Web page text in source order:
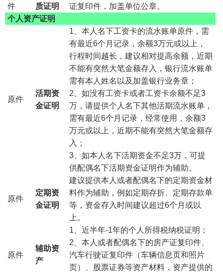
件
质证明
证复印件，加盖单位公章。
个人资产证明
原件
活期资
金证明
1、本人名下工资卡的流水账单原件，需
有最近6个月记录，余额3万元或以上，
行程时间越长，建议相对提高余额，近期
不能有突然大笔金额存入，银行流水账单
需有本人姓名以及加盖银行业务章；
2、如没有工资卡或者工资卡余额不足3
万，请提供个人名下其他活期流水账单，
需有最近6个月记录，经常使用，余额3
万元或以上，近期不能有突然大笔金额存
入；
3、如本人名下活期资金不足3万，可提
供配偶名下活期资金证明作为辅助。
原件
定期资
金证明
建议提供本人或者配偶名下的定期资金材
料作为辅助，例如定期存折、定期存款单
等，资金存入时间建议超过6个月或以
上。
原件
辅助资
产
1、近半年-1年的个人所得税纳税证明；
2、本人或者配偶名下的房产证复印件、
汽车行驶证复印件（车辆信息页和照片
页）、股票证券等资产材料，资产提供的